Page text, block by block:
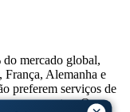
do mercado global,
Alemanha e
preferem serviços de
a eventos. O